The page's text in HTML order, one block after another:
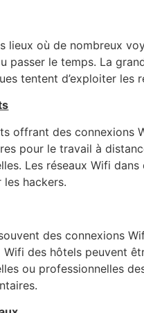
lieux où de nombreux
passer le temps. La
tentent d’exploiter les
offrant des connexions
pour le travail à
Les réseaux Wifi
hackers.
des connexions
Wifi des hôtels peuvent
ou professionnelles